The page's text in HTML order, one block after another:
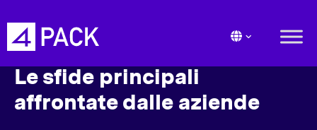
Le sfide principali
affrontate dalle aziende